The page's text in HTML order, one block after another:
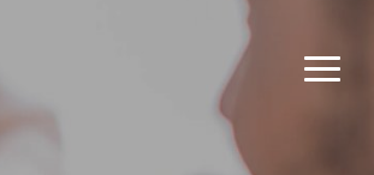
Menu